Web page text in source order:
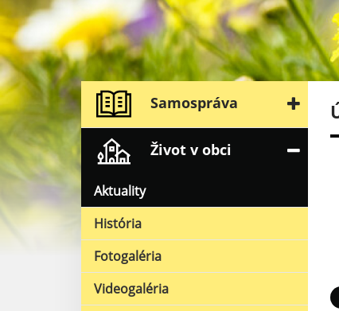
Samospráva
Život v obci
Aktuality
História
Fotogaléria
Videogaléria
16. APR 2026 Aktuality